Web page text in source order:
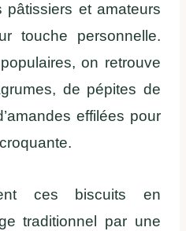
pâtissiers et amateurs
touche personnelle.
on retrouve
de pépites de
effilées pour
ces biscuits en
traditionnel par une